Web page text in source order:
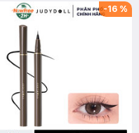
-16 %